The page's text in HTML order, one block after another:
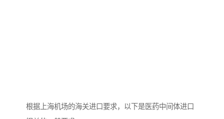
根据上海机场的海关进口要求，以下是医药中间体进口